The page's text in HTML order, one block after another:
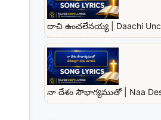
దాచి ఉంచలేనయ్య | Daachi
నా దేశం సౌభాగ్యముతో | Naa